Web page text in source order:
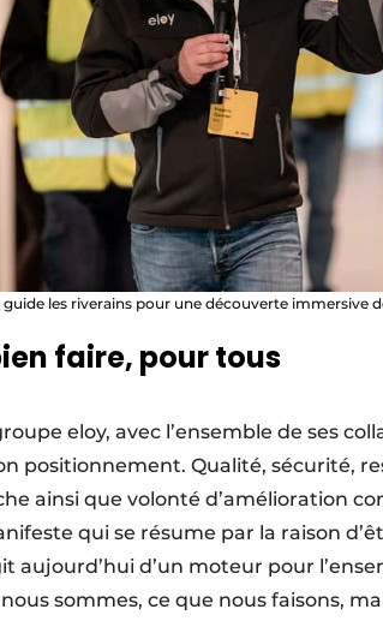
les riverains pour une découverte immersive
faire, pour tous
eloy, avec l’ensemble de ses
positionnement. Qualité, sécurité,
ainsi que volonté d’amélioration
qui se résume par la raison
aujourd’hui d’un moteur pour
sommes, ce que nous faisons,